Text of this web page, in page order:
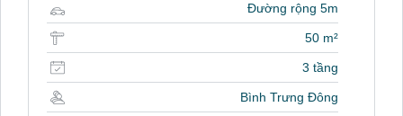
Đường rộng 5m
50 m²
3 tầng
Bình Trưng Đông